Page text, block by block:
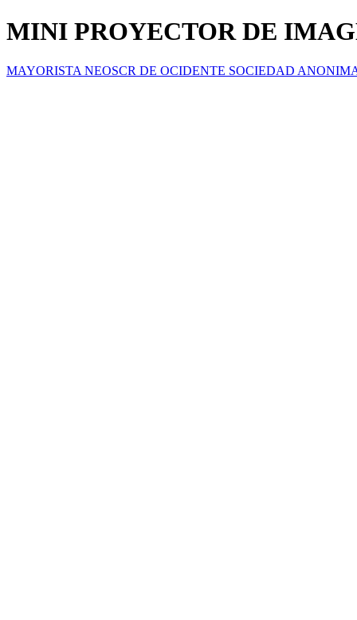
MINI PROYECTOR DE
MAYORISTA NEOSCR DE OCIDENTE SOCIEDAD